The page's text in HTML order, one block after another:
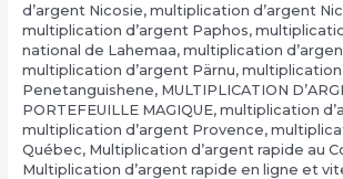
d’argent Nicosie, multiplication d’argent
multiplication d’argent Paphos,
national de Lahemaa, multiplication
multiplication d’argent Pärnu, multiplication
Penetanguishene, MULTIPLICATION
PORTEFEUILLE MAGIQUE, multiplication
multiplication d’argent Provence,
Québec, Multiplication d’argent rapide au
Multiplication d’argent rapide en ligne et